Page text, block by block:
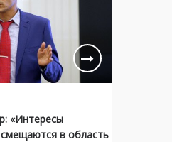
«Интересы
в область